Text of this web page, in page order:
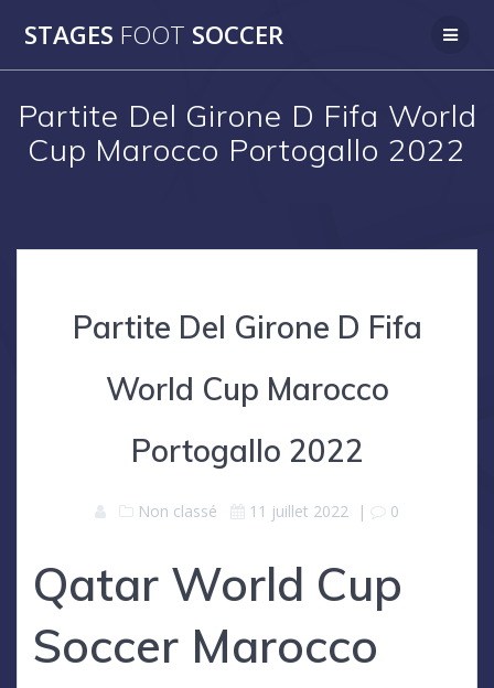
to
STAGES FOOT SOCCER
Partite Del Girone D Fifa World
Cup Marocco Portogallo 2022
Partite Del Girone D Fifa
World Cup Marocco
Portogallo 2022
Non classé 11 juillet 2022 | 0
Qatar World Cup
Soccer Marocco